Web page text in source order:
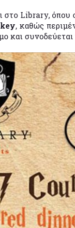
στο Library, όπου
, καθώς
και συνοδεύεται